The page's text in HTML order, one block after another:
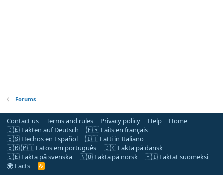
Forums
Contact us Terms and rules Privacy policy Help
Home
🇩🇪 Fakten auf Deutsch
🇫🇷 Faits en français
🇪🇸 Hechos en Español
🇮🇹 Fatti in Italiano
🇧🇷 🇵🇹 Fatos em português
🇩🇰 Fakta på dansk
🇸🇪 Fakta på svenska
🇳🇴 Fakta på norsk
🇫🇮 Faktat suomeksi
🌍 Facts
R